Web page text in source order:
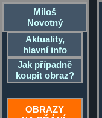
Miloš
Novotný
Aktuality,
hlavní info
Jak případně
koupit obraz?
OBRAZY